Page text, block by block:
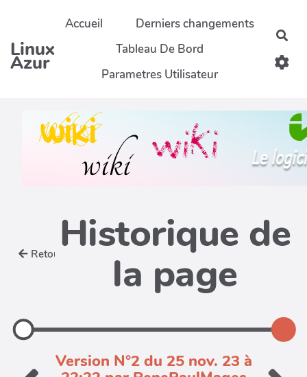
Aller au contenu principal
Linux
Azur
Accueil
Derniers changements
Tableau De Bord
Parametres Utilisateur
Retour Historique de
la page
Version N°2 du 25 nov. 23 à